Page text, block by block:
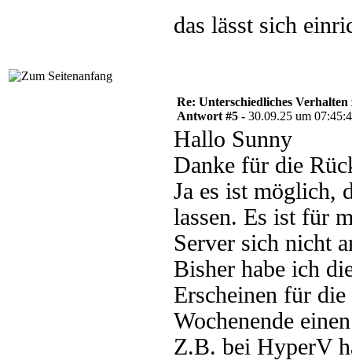
das lässt sich
Re: Unterschiedliches
Antwort #5 - 30.09.25 um
Hallo Sunny
Danke für die
Ja es ist möglich,
lassen. Es ist für
Server sich nicht
Bisher habe ich
Erscheinen für
Wochenende
Z.B. bei HyperV